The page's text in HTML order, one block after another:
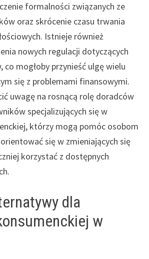
formalności związanych ze
oraz skrócenie czasu trwania
Istnieje również
nowych regulacji dotyczących
co mogłoby przynieść ulgę wielu
się z problemami finansowymi.
uwagę na rosnącą rolę doradców
specjalizujących się w
którzy mogą pomóc osobom
się w zmieniających się
korzystać z dostępnych
dla
w